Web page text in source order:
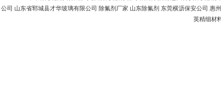
公司 山东省郓城县才华玻璃有限公司 除氟剂厂家 山东除氟剂 东莞横沥保安公司 惠
英精细材